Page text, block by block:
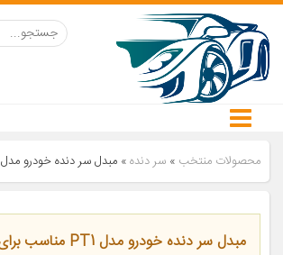
محصولات منتخب » سر دنده» مبدل سر دنده خودرو مدل PT1 مناسب برای پژو 206 مجموعه 10 عددی